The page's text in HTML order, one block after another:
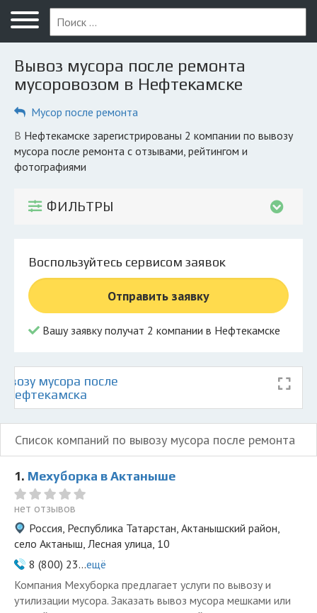
Меню
Главная
Вопрос юристу
Компании
КОМПАНИЯМ
© 2026 Все права защищены
Вывоз мусора после ремонта
мусоровозом в Нефтекамске
Мусор после ремонта
в Нефтекамске зарегистрированы 2 компании по вывозу
мусора после ремонта с отзывами, рейтингом и
фотографиями
ФИЛЬТРЫ
Воспользуйтесь сервисом заявок
Отправить заявку
Вашу заявку получат 2 компании в Нефтекамске
мусора после
Нефтекамска
Список компаний по вывозу мусора после ремонта
1. Мехуборка в Актаныше
нет отзывов
Россия, Республика Татарстан, Актанышский район,
село Актаныш, Лесная улица, 10
8 (800) 23...ещё
Компания Мехуборка предлагает услуги по вывозу и
утилизации мусора. Заказать вывоз мусора мешками или